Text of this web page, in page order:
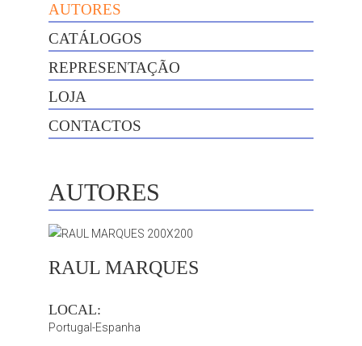
AUTORES
CATÁLOGOS
REPRESENTAÇÃO
LOJA
CONTACTOS
AUTORES
RAUL MARQUES
LOCAL:
Portugal-Espanha